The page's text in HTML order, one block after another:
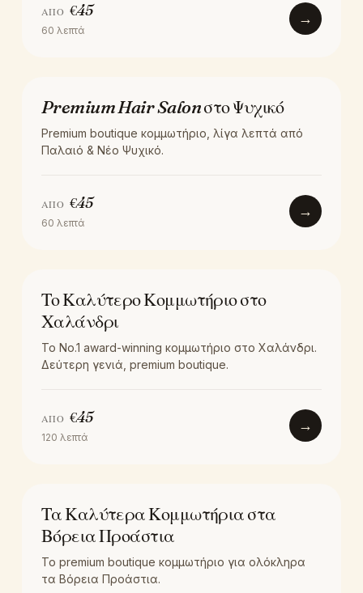
ΑΠΌ €45
60 λεπτά
→
LOCATION
Premium Hair Salon στο Ψυχικό
Premium boutique κομμωτήριο, λίγα λεπτά από
Παλαιό & Νέο Ψυχικό.
ΑΠΌ €45
60 λεπτά
→
LOCATION
Το Καλύτερο Κομμωτήριο στο
Χαλάνδρι
Το No.1 award-winning κομμωτήριο στο Χαλάνδρι.
Δεύτερη γενιά, premium boutique.
ΑΠΌ €45
120 λεπτά
→
LOCATION
Τα Καλύτερα Κομμωτήρια στα
Βόρεια Προάστια
Το premium boutique κομμωτήριο για ολόκληρα
τα Βόρεια Προάστια.